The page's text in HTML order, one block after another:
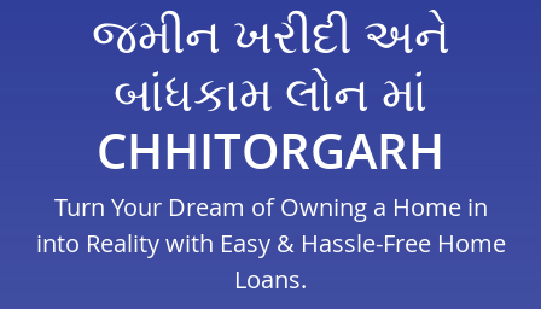
જમીન ખરીદી અને
બાંધકામ લોન માં
CHHITORGARH
Turn Your Dream of Owning a Home in
into Reality with Easy & Hassle-Free Home
Loans.